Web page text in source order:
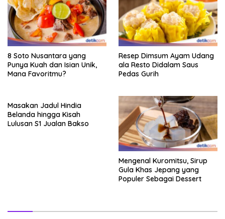
8 Soto Nusantara yang
Punya Kuah dan Isian Unik,
Mana Favoritmu?
Resep Dimsum Ayam Udang
ala Resto Didalam Saus
Pedas Gurih
Masakan Jadul Hindia
Belanda hingga Kisah
Lulusan S1 Jualan Bakso
Mengenal Kuromitsu, Sirup
Gula Khas Jepang yang
Populer Sebagai Dessert